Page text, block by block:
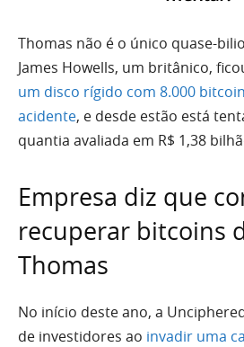
Thomas não é o único quase-
James Howells, um britânico,
um disco rígido com 8.000
acidente, e desde estão está
quantia avaliada em R$ 1,38
Empresa diz que
recuperar bitcoins
Thomas
No início deste ano, a
de investidores ao invadir uma